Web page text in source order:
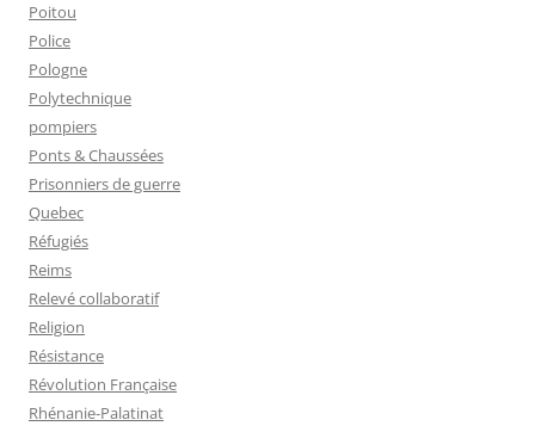
Poitou
Police
Pologne
Polytechnique
pompiers
Ponts & Chaussées
Prisonniers de guerre
Quebec
Réfugiés
Reims
Relevé collaboratif
Religion
Résistance
Révolution Française
Rhénanie-Palatinat